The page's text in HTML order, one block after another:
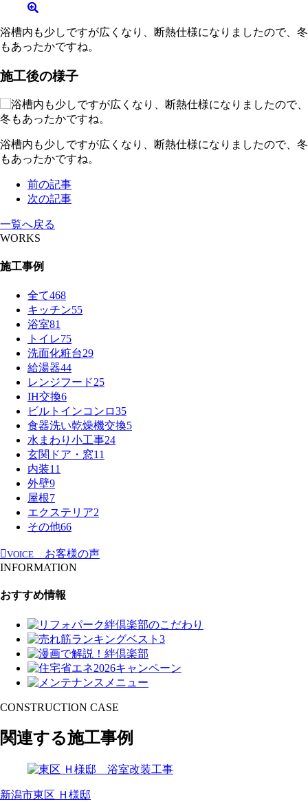
浴槽内も少しですが広くなり、断熱仕様になりましたので、冬
もあったかですね。
施工後の様子
浴槽内も少しですが広くなり、断熱仕様になりましたので、冬
もあったかですね。
前の記事
次の記事
一覧へ戻る
WORKS
施工事例
全て468
キッチン55
浴室81
トイレ75
洗面化粧台29
給湯器44
レンジフード25
IH交換6
ビルトインコンロ35
食器洗い乾燥機交換5
水まわり小工事24
玄関ドア・窓11
内装11
外壁9
屋根7
エクステリア2
その他66
VOICE
お客様の声
INFORMATION
おすすめ情報
CONSTRUCTION CASE
関連する施工事例
新潟市東区 Ｈ様邸